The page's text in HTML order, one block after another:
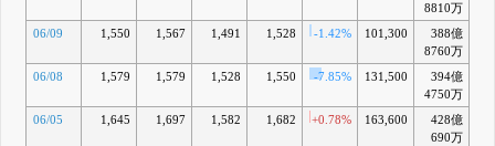
8810万
06/09 1,550 1,567 1,491 1,528 -1.42% 101,300
388億
8760万
06/08 1,579 1,579 1,528 1,550 -7.85% 131,500
394億
4750万
06/05 1,645 1,697 1,582 1,682 +0.78% 163,600
428億
690万